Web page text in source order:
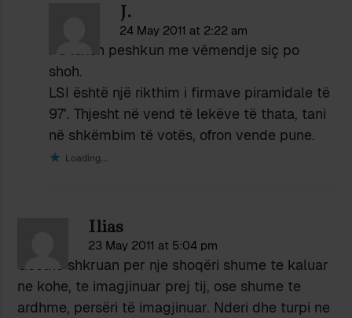
J.
24 May 2011 at 2:22 am
Po lexon peshkun me vëmendje siç po
shoh.
LSI është një rikthim i firmave piramidale të
97′. Thjesht në vend të lekëve të thata, tani
në shkëmbim të votës, ofron vende pune.
Loading...
Ilias
23 May 2011 at 5:04 pm
Goethe shkruan per nje shoqëri shume te kaluar
ne kohe, te imagjinuar prej tij, ose shume te
ardhme, persëri të imagjinuar. Nderi dhe turpi ne